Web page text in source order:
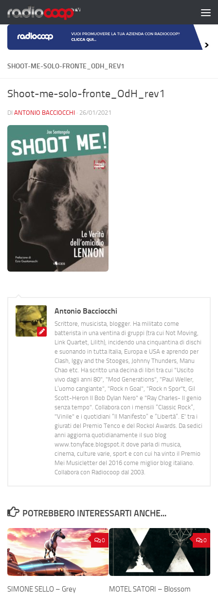
Salta al contenuto
SHOOT-ME-SOLO-FRONTE_ODH_REV1
Shoot-me-solo-fronte_OdH_rev1
DI ANTONIO BACCIOCCHI · 26/01/2021
Antonio Bacciocchi
Scrittore, musicista, blogger. Ha militato come
batterista in una ventina di gruppi (tra cui Not Moving,
Link Quartet, Lilith), incidendo una cinquantina di dischi
e suonando in tutta Italia, Europa e USA e aprendo per
Clash, Iggy and the Stooges, Johnny Thunders, Manu
Chao etc. Ha scritto una decina di libri tra cui "Uscito
vivo dagli anni 80", "Mod Generations", "Paul Weller,
L’uomo cangiante", "Rock n Goal", "Rock n Spor"t, Gil
Scott-Heron Il Bob Dylan Nero" e "Ray Charles- Il genio
senza tempo". Collabora con i mensili “Classic Rock”,
"Vinile" e i quotidiani “Il Manifesto” e “Libertà”. E' tra i
giurati del Premio Tenco e del Rockol Awards. Da sedici
anni aggiorna quotidianamente il suo blog
www.tonyface.blogspot.it dove parla di musica,
cinema, culture varie, sport e con cui ha vinto il Premio
Mei Musicletter del 2016 come miglior blog italiano.
Collabora con Radiocoop dal 2003.
POTREBBERO INTERESSARTI ANCHE...
0
SIMONE SELLO – Grey
0
MOTEL SATORI – Blossom